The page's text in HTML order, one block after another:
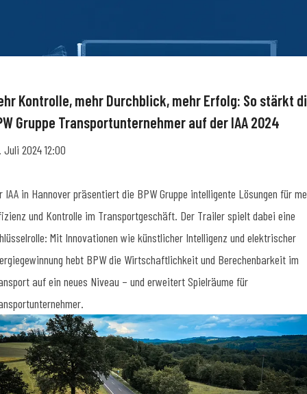
Kontrolle, mehr Durchblick, mehr Erfolg: So stärkt
Gruppe Transportunternehmer auf der IAA 2024
Juli 2024 12:00
IAA in Hannover präsentiert die BPW Gruppe intelligente Lösungen für
und Kontrolle im Transportgeschäft. Der Trailer spielt dabei eine
Mit Innovationen wie künstlicher Intelligenz und elektrischer
hebt BPW die Wirtschaftlichkeit und Berechenbarkeit im
auf ein neues Niveau – und erweitert Spielräume für